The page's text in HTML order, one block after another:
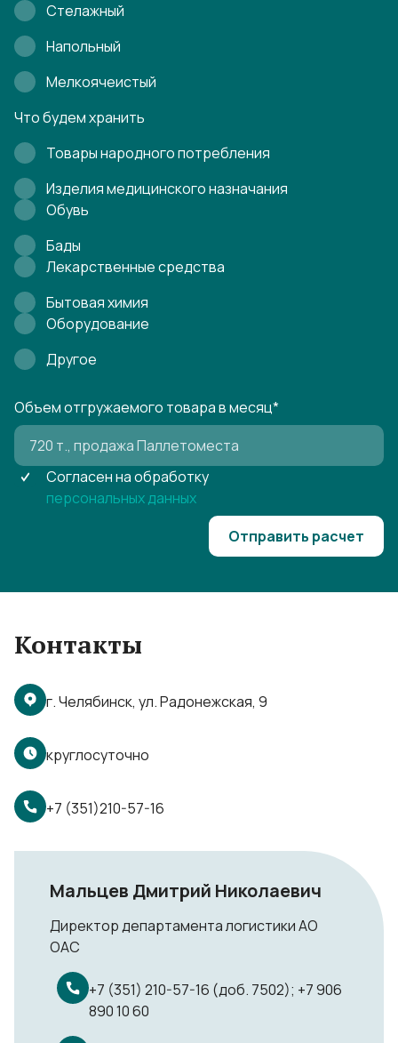
Стелажный
Напольный
Мелкоячеистый
Что будем хранить
Товары народного потребления
Изделия медицинского назначания
Обувь
Бады
Лекарственные средства
Бытовая химия
Оборудование
Другое
Объем отгружаемого товара в месяц*
Согласен на обработку
персональных данных
Отправить расчет
Контакты
г. Челябинск, ул. Радонежская, 9
круглосуточно
+7 (351)210-57-16
Мальцев Дмитрий Николаевич
Директор департамента логистики АО
ОАС
+7 (351) 210-57-16 (доб. 7502); +7 906
890 10 60